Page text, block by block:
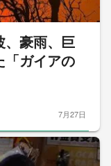
豪雨、巨
ガイアの
7月27日